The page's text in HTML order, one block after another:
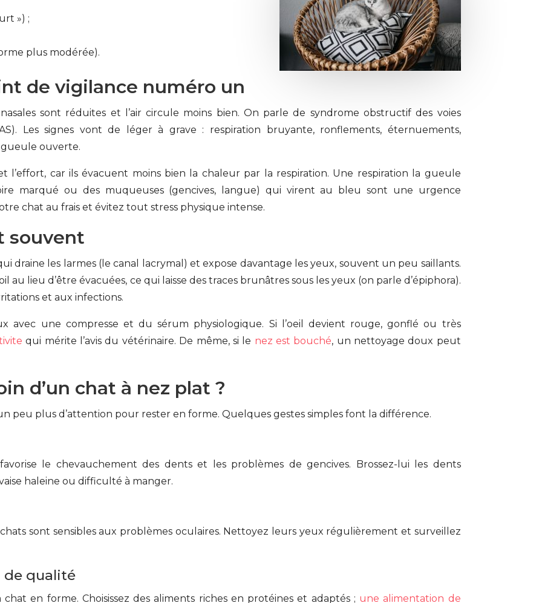
») ;
plus modérée).
de vigilance numéro un
sont réduites et l’air circule moins bien. On parle de syndrome obstructif des voies
Les signes vont de léger à grave : respiration bruyante, ronflements, éternuements,
gueule ouverte.
l’effort, car ils évacuent moins bien la chaleur par la respiration. Une respiration la gueule
marqué ou des muqueuses (gencives, langue) qui virent au bleu sont une urgence
chat au frais et évitez tout stress physique intense.
souvent
draine les larmes (le canal lacrymal) et expose davantage les yeux, souvent un peu saillants.
au lieu d’être évacuées, ce qui laisse des traces brunâtres sous les yeux (on parle d’épiphora).
et aux infections.
avec une compresse et du sérum physiologique. Si l’oeil devient rouge, gonflé ou très
qui mérite l’avis du vétérinaire. De même, si le nez est bouché, un nettoyage doux peut
d’un chat à nez plat ?
peu plus d’attention pour rester en forme. Quelques gestes simples font la différence.
le chevauchement des dents et les problèmes de gencives. Brossez-lui les dents
haleine ou difficulté à manger.
sont sensibles aux problèmes oculaires. Nettoyez leurs yeux régulièrement et surveillez
de qualité
en forme. Choisissez des aliments riches en protéines et adaptés ; une alimentation de